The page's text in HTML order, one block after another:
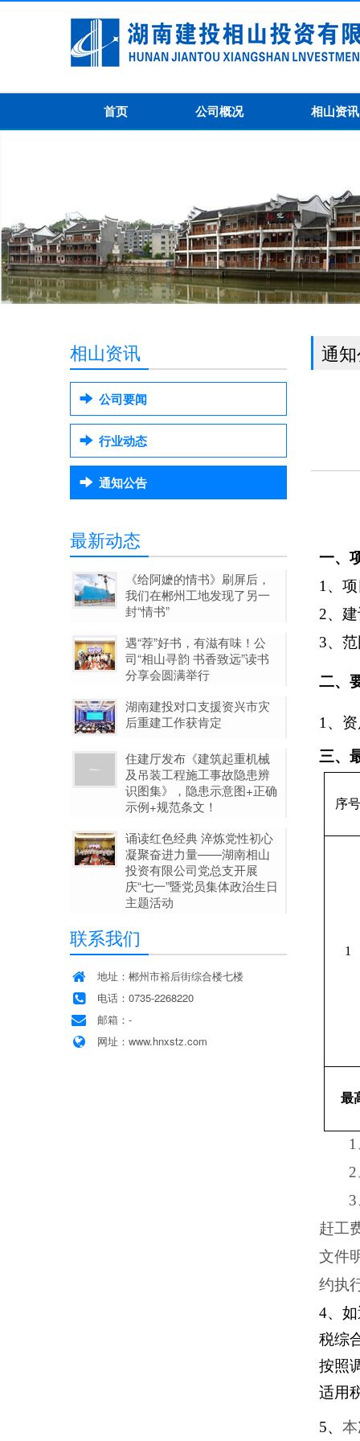
首页 公司概况 相山资讯
相山资讯
公司要闻
行业动态
通知公告
最新动态
《给阿嬷的情书》刷屏后，
我们在郴州工地发现了另一
封“情书”
遇“荐”好书，有滋有味！公
司“相山寻韵 书香致远”读书
分享会圆满举行
湖南建投对口支援资兴市灾
后重建工作获肯定
住建厅发布《建筑起重机械
及吊装工程施工事故隐患辨
识图集》，隐患示意图+正确
示例+规范条文！
诵读红色经典 淬炼党性初心
凝聚奋进力量——湖南相山
投资有限公司党总支开展
庆“七一”暨党员集体政治生日
主题活动
联系我们
地址：郴州市裕后街综合楼七楼
电话：0735-2268220
邮箱：-
网址：www.hnxstz.com
通
一、
1、 项
2、 建
3、 范
二、
1、
三、
序号
1
最
赶工
文件
约执
4、
税综
按照
适用
5、